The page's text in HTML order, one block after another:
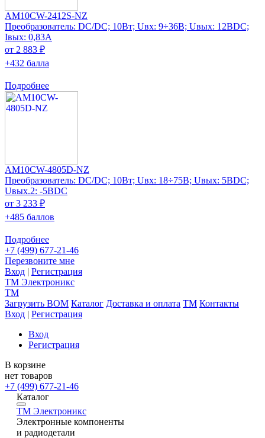
AM10CW-2412S-NZ
Преобразователь: DC/DC; 10Вт; Uвх: 9÷36В; Uвых: 12ВDC;
Iвых: 0,83А
от 2 883 ₽
+432 балла
Подробнее
AM10CW-4805D-NZ
Преобразователь: DC/DC; 10Вт; Uвх: 18÷75В; Uвых: 5ВDC;
Uвых.2: -5ВDC
от 3 233 ₽
+485 баллов
Подробнее
+7 (499) 677-21-46
Перезвоните мне
Вход | Регистрация
TM Электроникс
TM
Загрузить BOM Каталог Доставка и оплата TM Контакты
Вход | Регистрация
Вход
Регистрация
В корзине
нет товаров
+7 (499) 677-21-46
Каталог
TM Электроникс
Электронные компоненты
и радиодетали